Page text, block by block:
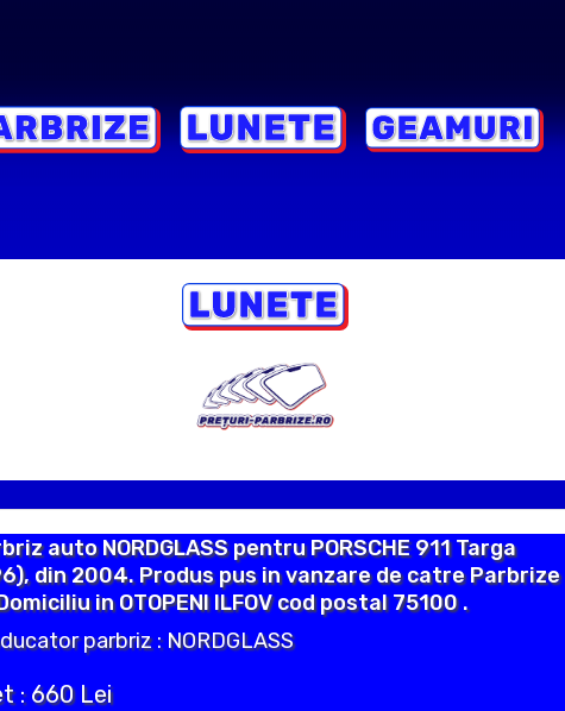
auto NORDGLASS pentru PORSCHE 911 Targa
din 2004. Produs pus in vanzare de catre Parbrize
in OTOPENI ILFOV cod postal 75100 .
parbriz : NORDGLASS
: 660 Lei